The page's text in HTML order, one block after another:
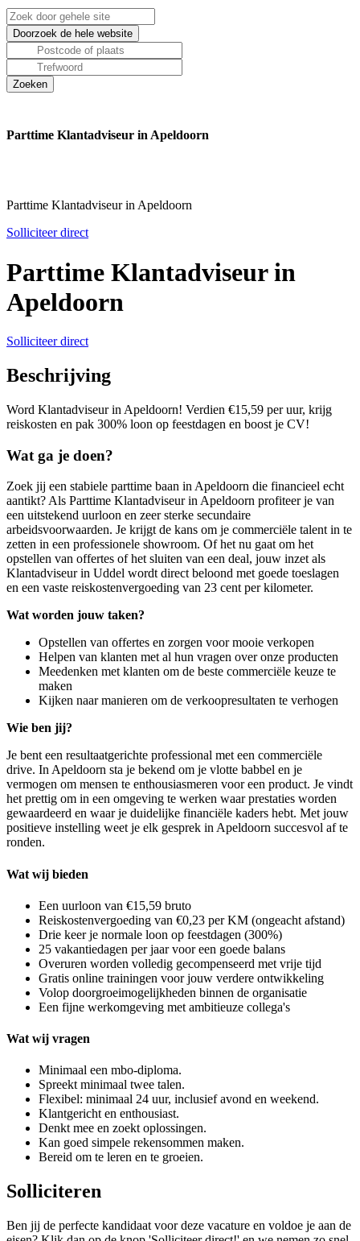
Parttime Klantadviseur in Apeldoorn
Parttime Klantadviseur in Apeldoorn
Solliciteer direct
Parttime Klantadviseur in
Apeldoorn
Solliciteer direct
Beschrijving
Word Klantadviseur in Apeldoorn! Verdien €15,59 per uur, krijg
reiskosten en pak 300% loon op feestdagen en boost je CV!
Wat ga je doen?
Zoek jij een stabiele parttime baan in Apeldoorn die financieel echt
aantikt? Als Parttime Klantadviseur in Apeldoorn profiteer je van
een uitstekend uurloon en zeer sterke secundaire
arbeidsvoorwaarden. Je krijgt de kans om je commerciële talent in te
zetten in een professionele showroom. Of het nu gaat om het
opstellen van offertes of het sluiten van een deal, jouw inzet als
Klantadviseur in Uddel wordt direct beloond met goede toeslagen
en een vaste reiskostenvergoeding van 23 cent per kilometer.
Wat worden jouw taken?
Opstellen van offertes en zorgen voor mooie verkopen
Helpen van klanten met al hun vragen over onze producten
Meedenken met klanten om de beste commerciële keuze te
maken
Kijken naar manieren om de verkoopresultaten te verhogen
Wie ben jij?
Je bent een resultaatgerichte professional met een commerciële
drive. In Apeldoorn sta je bekend om je vlotte babbel en je
vermogen om mensen te enthousiasmeren voor een product. Je vindt
het prettig om in een omgeving te werken waar prestaties worden
gewaardeerd en waar je duidelijke financiële kaders hebt. Met jouw
positieve instelling weet je elk gesprek in Apeldoorn succesvol af te
ronden.
Wat wij bieden
Een uurloon van €15,59 bruto
Reiskostenvergoeding van €0,23 per KM (ongeacht afstand)
Drie keer je normale loon op feestdagen (300%)
25 vakantiedagen per jaar voor een goede balans
Overuren worden volledig gecompenseerd met vrije tijd
Gratis online trainingen voor jouw verdere ontwikkeling
Volop doorgroeimogelijkheden binnen de organisatie
Een fijne werkomgeving met ambitieuze collega's
Wat wij vragen
Minimaal een mbo-diploma.
Spreekt minimaal twee talen.
Flexibel: minimaal 24 uur, inclusief avond en weekend.
Klantgericht en enthousiast.
Denkt mee en zoekt oplossingen.
Kan goed simpele rekensommen maken.
Bereid om te leren en te groeien.
Solliciteren
Ben jij de perfecte kandidaat voor deze vacature en voldoe je aan de